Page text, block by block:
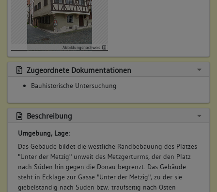
(1865)
Um- und Einbauten; Kessel im EG, Feuerungsanlagen
verändert im 1. und 2. OG evtl. Kammern im Dach)
Betroffene Gebäudeteile:
Obergeschoss(e)
Dachgeschoss(e)
Ausstattung
(1956)
Aborteinbau
Betroffene Gebäudeteile:
Erdgeschoss
Ausstattung
Abbildungsnachweis
Zugeordnete Dokumentationen
Bauhistorische Untersuchung
Beschreibung
Umgebung, Lage:
Das Gebäude bildet die westliche Randbebauung des Platzes
"Unter der Metzig" unweit des Metzgerturms, der den Platz
nach Süden hin gegen die Donau begrenzt. Das Gebäude
steht in Ecklage zur Gasse "Unter der Metzig", zu der sie
giebelständig nach Süden bzw. traufseitig nach Osten